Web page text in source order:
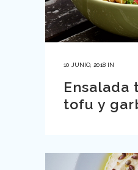
10 JUNIO, 2018 IN
Ensalada
tofu y